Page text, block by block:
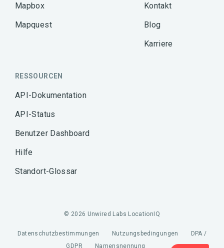
Mapbox
Mapquest
Kontakt
Blog
Karriere
RESSOURCEN
API-Dokumentation
API-Status
Benutzer Dashboard
Hilfe
Standort-Glossar
© 2026 Unwired Labs LocationIQ
Datenschutzbestimmungen Nutzungsbedingungen
DPA /
GDPR
Namensnennung